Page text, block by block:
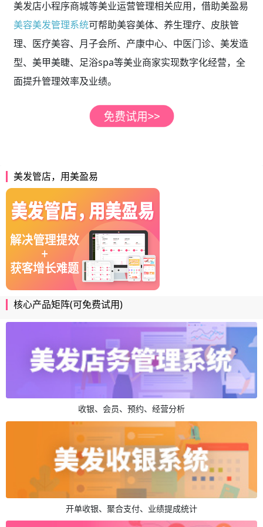
美发店小程序商城等美业运营管理相关应用，借助美盈易
美容美发管理系统可帮助美容美体、养生理疗、皮肤管
理、医疗美容、月子会所、产康中心、中医门诊、美发造
型、美甲美睫、足浴spa等美业商家实现数字化经营，全
面提升管理效率及业绩。
美发管店，用美盈易
核心产品矩阵(可免费试用)
收银、会员、预约、经营分析
开单收银、聚合支付、业绩提成统计